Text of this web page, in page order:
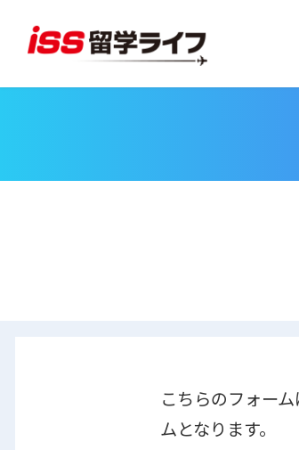
こちらのフォー
ムとなります。